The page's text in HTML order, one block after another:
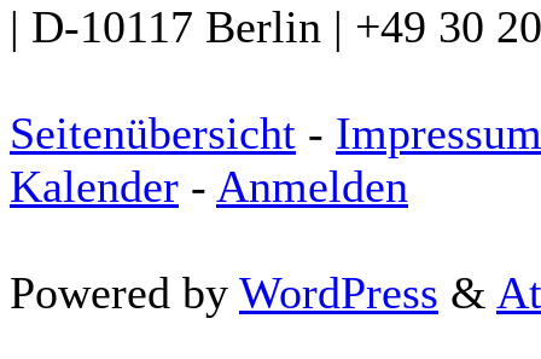
| D-10117 Berlin | +49 30
Seitenübersicht - Impressum
Kalender - Anmelden
Powered by WordPress &